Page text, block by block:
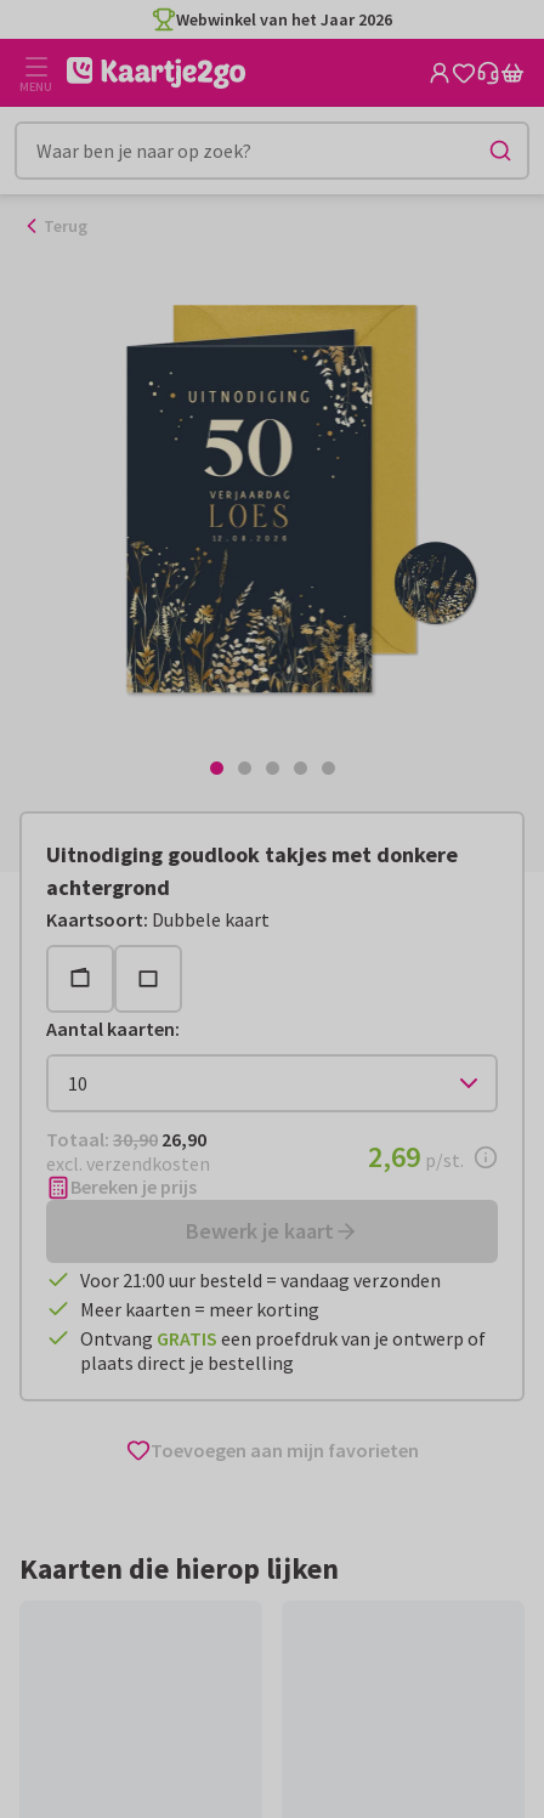
naar
inhoud
Webwinkel van het Jaar 2026
MENU
Terug
Uitnodiging goudlook takjes met donkere
achtergrond
Kaartsoort: Dubbele kaart
Aantal kaarten:
Totaal: € 26,90
Totaal: 30,90 26,90
excl. verzendkosten
€ 2,69per stuk
2,69 p/st.
Bereken je prijs
Bewerk je kaart
Voor 21:00 uur besteld = vandaag verzonden
Meer kaarten = meer korting
Ontvang GRATIS een proefdruk van je ontwerp of
plaats direct je bestelling
Toevoegen aan mijn favorieten
Kaarten die hierop lijken